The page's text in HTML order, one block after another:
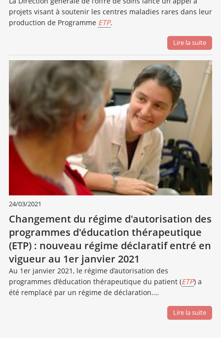
projets visant à soutenir les centres maladies rares dans leur
production de Programme ETP.
Lire la suite
24/03/2021
Changement du régime d'autorisation des
programmes d'éducation thérapeutique
(ETP) : nouveau régime déclaratif entré en
vigueur au 1er janvier 2021
Au 1er janvier 2021, le régime d’autorisation des
programmes d’éducation thérapeutique du patient (ETP) a
été remplacé par un régime de déclaration.…
Lire la suite